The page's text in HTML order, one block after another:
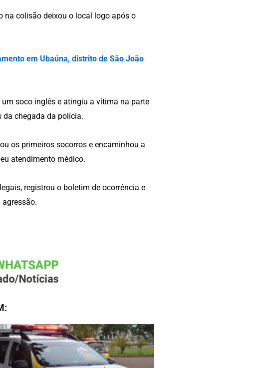
na colisão deixou o local logo após o
em Ubaúna, distrito de São João
soco inglês e atingiu a vítima na parte
da chegada da polícia.
os primeiros socorros e encaminhou a
atendimento médico.
registrou o boletim de ocorrência e